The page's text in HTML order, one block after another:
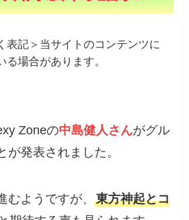
表記＞当サイトのコンテンツに
場合があります。
Zoneの中島健人さんがグル
が発表されました。
むようですが、東方神起とコ